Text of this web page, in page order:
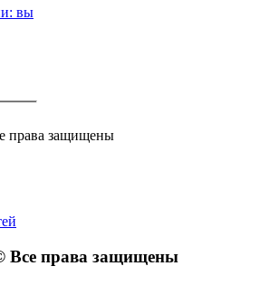
вы
права защищены
Все права защищены